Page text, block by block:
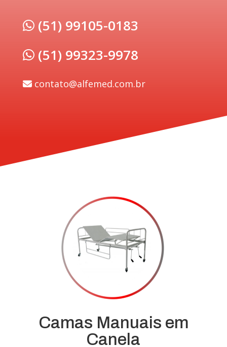
(51) 99105-0183
(51) 99323-9978
contato@alfemed.com.br
Camas Manuais em
Canela